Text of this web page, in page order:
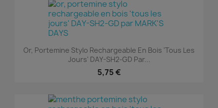
Or, Portemine Stylo Rechargeable En Bois 'tous Les
Jours' DAY-SH2-GD Par...
5,75 €